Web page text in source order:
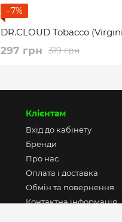
−7%
DR.CLOUD Tobacco
319 грн
297 грн
Клієнтам
Вхід до кабінету
Бренди
Про нас
Оплата і доставка
Обмін та повернення
Контактна інформація